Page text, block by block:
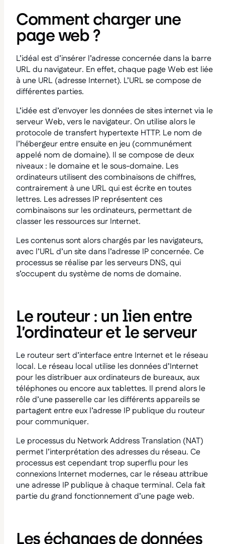
Comment charger une
page web ?
L’idéal est d’insérer l’adresse concernée dans la barre
URL du navigateur. En effet, chaque page Web est liée
à une URL (adresse Internet). L’URL se compose de
différentes parties.
L’idée est d’envoyer les données de sites internet via le
serveur Web, vers le navigateur. On utilise alors le
protocole de transfert hypertexte HTTP. Le nom de
l’hébergeur entre ensuite en jeu (communément
appelé nom de domaine). Il se compose de deux
niveaux : le domaine et le sous-domaine. Les
ordinateurs utilisent des combinaisons de chiffres,
contrairement à une URL qui est écrite en toutes
lettres. Les adresses IP représentent ces
combinaisons sur les ordinateurs, permettant de
classer les ressources sur Internet.
Les contenus sont alors chargés par les navigateurs,
avec l’URL d’un site dans l’adresse IP concernée. Ce
processus se réalise par les serveurs DNS, qui
s’occupent du système de noms de domaine.
Le routeur : un lien entre
l’ordinateur et le serveur
Le routeur sert d’interface entre Internet et le réseau
local. Le réseau local utilise les données d’Internet
pour les distribuer aux ordinateurs de bureaux, aux
téléphones ou encore aux tablettes. Il prend alors le
rôle d’une passerelle car les différents appareils se
partagent entre eux l’adresse IP publique du routeur
pour communiquer.
Le processus du Network Address Translation (NAT)
permet l’interprétation des adresses du réseau. Ce
processus est cependant trop superflu pour les
connexions Internet modernes, car le réseau attribue
une adresse IP publique à chaque terminal. Cela fait
partie du grand fonctionnement d’une page web.
Les échanges de données